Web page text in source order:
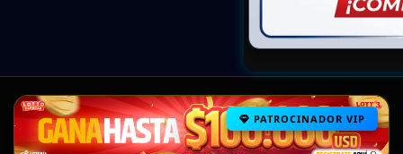
PATROCINADOR VIP